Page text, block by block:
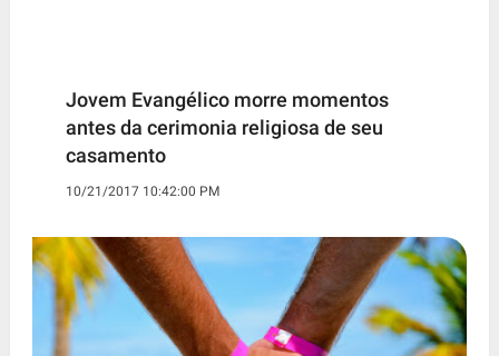
Jovem Evangélico morre momentos
antes da cerimonia religiosa de seu
casamento
10/21/2017 10:42:00 PM